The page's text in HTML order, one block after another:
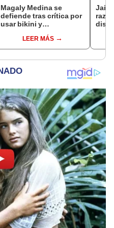
Magaly Medina se
defiende tras crítica por
usar bikini y
María Pía Copello:
¿Debo ir a la playa con
LEER MÁS